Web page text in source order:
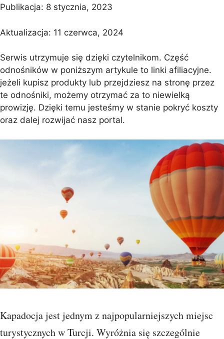
Publikacja: 8 stycznia, 2023
Aktualizacja: 11 czerwca, 2024
Serwis utrzymuje się dzięki czytelnikom. Część
odnośników w poniższym artykule to linki afiliacyjne.
jeżeli kupisz produkty lub przejdziesz na stronę przez
te odnośniki, możemy otrzymać za to niewielką
prowizję. Dzięki temu jesteśmy w stanie pokryć koszty
oraz dalej rozwijać nasz portal.
Kapadocja jest jednym z najpopularniejszych miejsc
turystycznych w Turcji. Wyróżnia się szczególnie